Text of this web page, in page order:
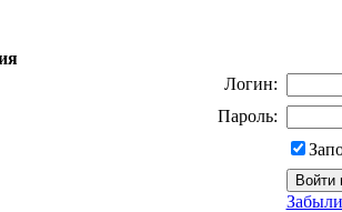
Логин:
Пароль: